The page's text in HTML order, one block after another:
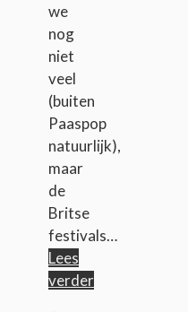
we
nog
niet
veel
(buiten
Paaspop
natuurlijk),
maar
de
Britse
festivals…
Lees
verder